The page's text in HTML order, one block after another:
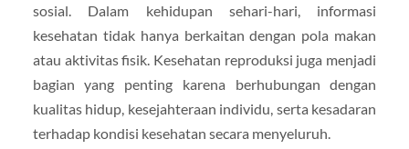
sosial. Dalam kehidupan sehari-hari, informasi
kesehatan tidak hanya berkaitan dengan pola makan
atau aktivitas fisik. Kesehatan reproduksi juga menjadi
bagian yang penting karena berhubungan dengan
kualitas hidup, kesejahteraan individu, serta kesadaran
terhadap kondisi kesehatan secara menyeluruh.